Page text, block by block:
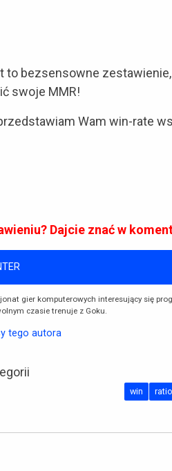
to bezsensowne
swoje MMR!
Wam win-rate
Dajcie znać w
gier komputerowych interesujący się
czasie trenuje z Goku.
tego autora
ratio
win